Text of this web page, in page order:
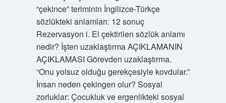
“çekince” teriminin İngilizce-Türkçe
sözlükteki anlamları: 12 sonuç
Rezervasyon i. El çektirilen sözlük anlamı
nedir? İşten uzaklaştırma AÇIKLAMANIN
AÇIKLAMASI Görevden uzaklaştırma.
“Onu yolsuz olduğu gerekçesiyle kovdular.”
İnsan neden çekingen olur? Sosyal
zorluklar: Çocukluk ve ergenlikteki sosyal